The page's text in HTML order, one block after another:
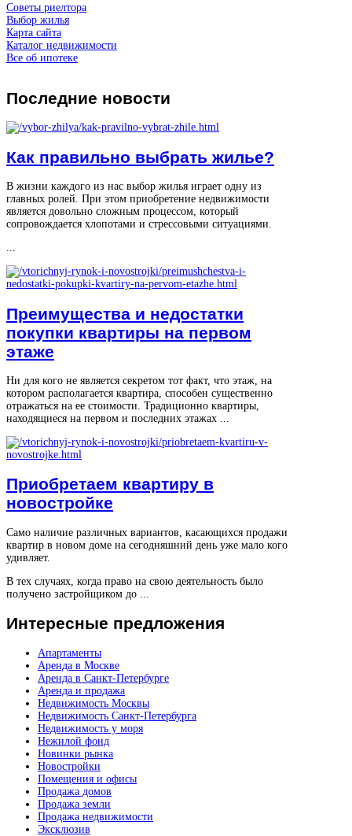
Советы риелтора
Выбор жилья
Карта сайта
Каталог недвижимости
Все об ипотеке
Последние новости
Как правильно выбрать жилье?
В жизни каждого из нас выбор жилья играет одну из
главных ролей. При этом приобретение недвижимости
является довольно сложным процессом, который
сопровождается хлопотами и стрессовыми ситуациями.
...
Преимущества и недостатки
покупки квартиры на первом
этаже
Ни для кого не является секретом тот факт, что этаж, на
котором располагается квартира, способен существенно
отражаться на ее стоимости. Традиционно квартиры,
находящиеся на первом и последних этажах ...
Приобретаем квартиру в
новостройке
Само наличие различных вариантов, касающихся продажи
квартир в новом доме на сегодняшний день уже мало кого
удивляет.
В тех случаях, когда право на свою деятельность было
получено застройщиком до ...
Интересные предложения
Апартаменты
Аренда в Москве
Аренда в Санкт-Петербурге
Аренда и продажа
Недвижимость Москвы
Недвижимость Санкт-Петербурга
Недвижимость у моря
Нежилой фонд
Новинки рынка
Новостройки
Помещения и офисы
Продажа домов
Продажа земли
Продажа недвижимости
Эксклюзив